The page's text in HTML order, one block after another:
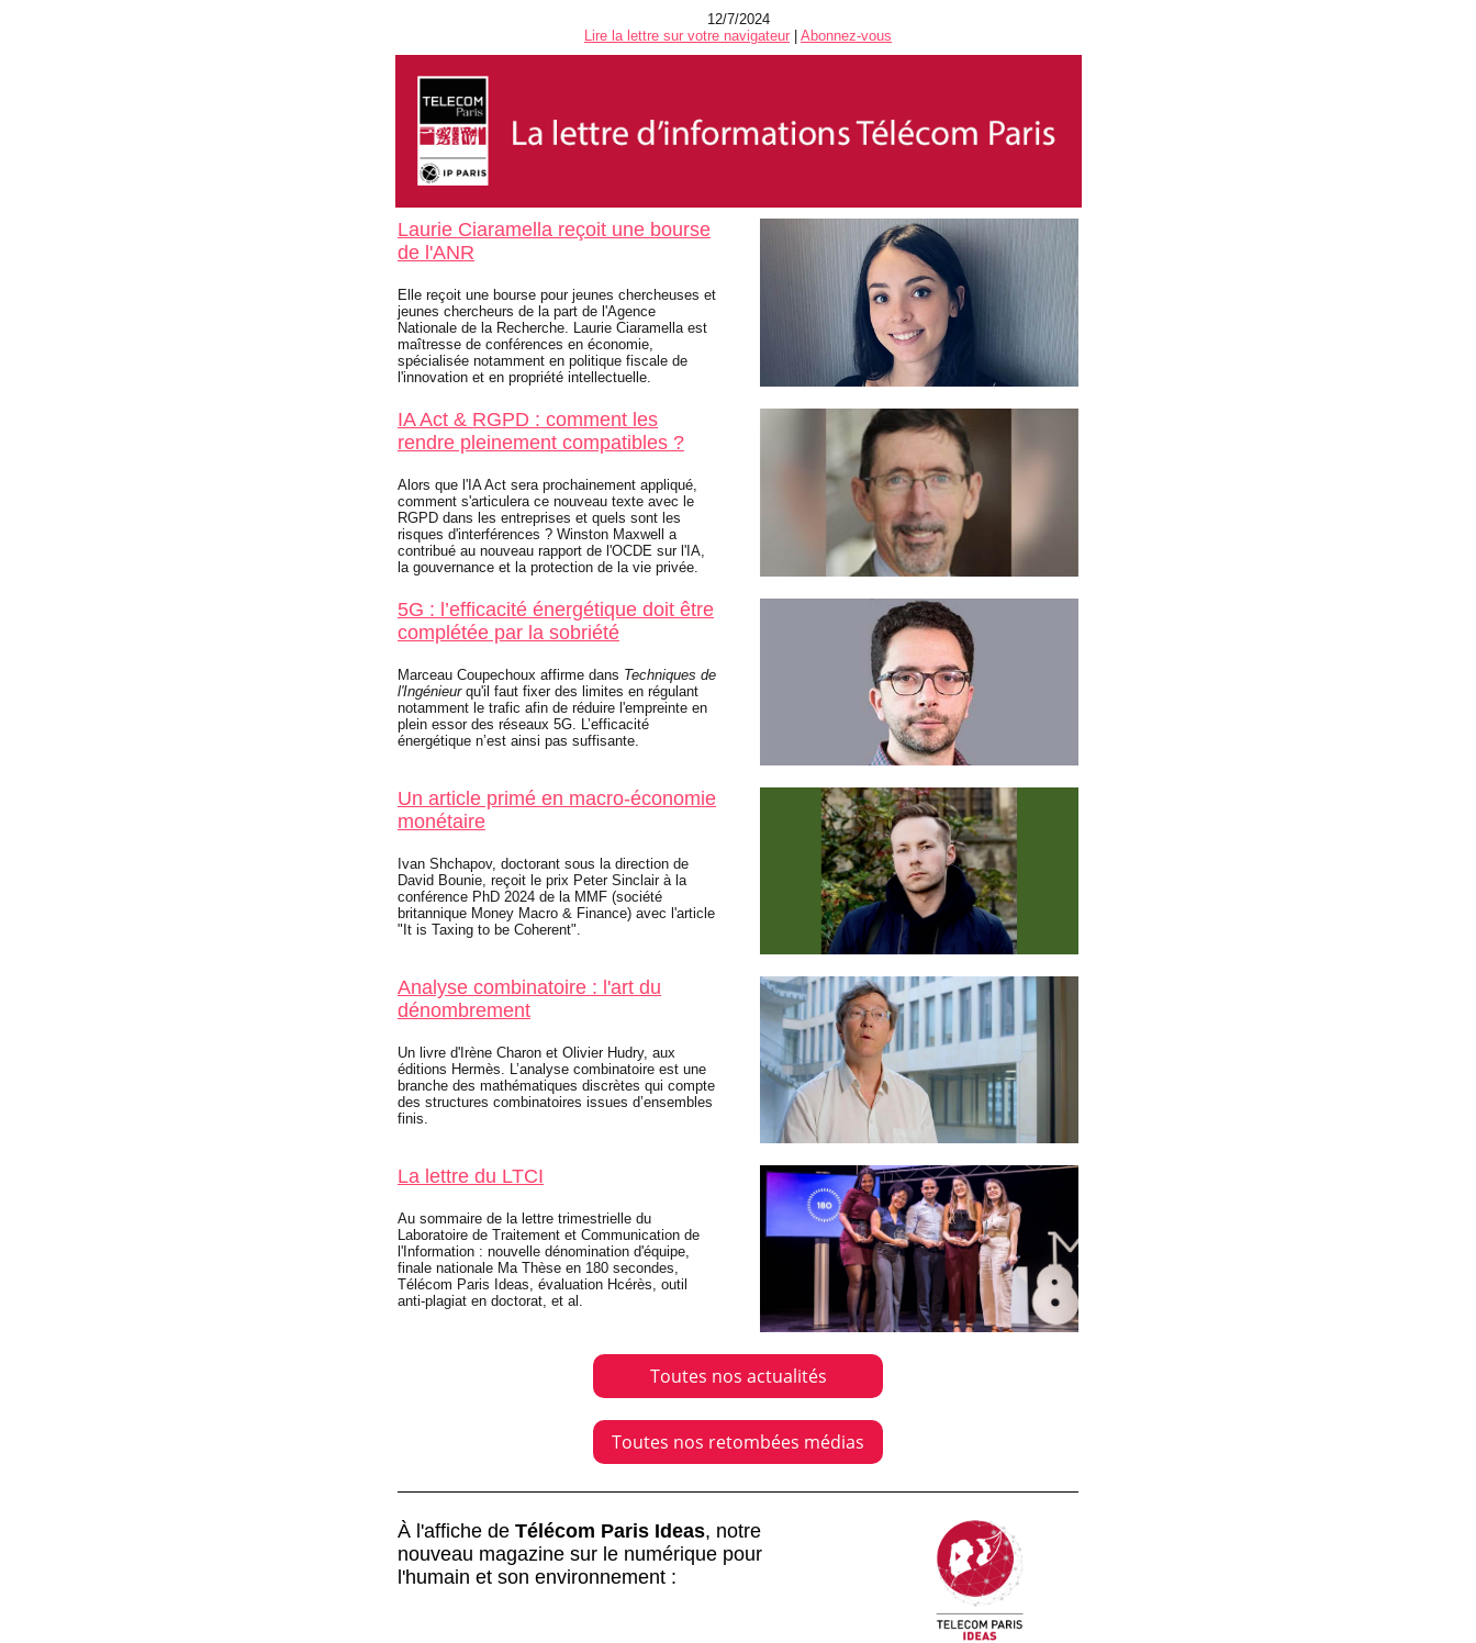
12/7/2024
Lire la lettre sur votre navigateur
Abonnez-vous
Laurie Ciaramella reçoit une bourse
de l'ANR
Elle reçoit une bourse pour jeunes chercheuses et
jeunes chercheurs de la part de l'Agence
Nationale de la Recherche. Laurie Ciaramella est
maîtresse de conférences en économie,
spécialisée notamment en politique fiscale de
l'innovation et en propriété intellectuelle.
IA Act & RGPD : comment les
rendre pleinement compatibles ?
Alors que l'IA Act sera prochainement appliqué,
comment s'articulera ce nouveau texte avec le
RGPD dans les entreprises et quels sont les
risques d'interférences ? Winston Maxwell a
contribué au nouveau rapport de l'OCDE sur l'IA,
la gouvernance et la protection de la vie privée.
5G : l’efficacité énergétique doit être
complétée par la sobriété
Marceau Coupechoux affirme dans Techniques de
l'Ingénieurqu'il faut fixer des limites en régulant
notamment le trafic afin de réduire l'empreinte en
plein essor des réseaux 5G. L’efficacité
énergétique n’est ainsi pas suffisante.
Un article primé en macro-économie
monétaire
Ivan Shchapov, doctorant sous la direction de
David Bounie, reçoit le prix Peter Sinclair à la
conférence PhD 2024 de la MMF (société
britannique Money Macro & Finance) avec l'article
"It is Taxing to be Coherent".
Analyse combinatoire : l'art du
dénombrement
Un livre d'Irène Charon et Olivier Hudry, aux
éditions Hermès. L’analyse combinatoire est une
branche des mathématiques discrètes qui compte
des structures combinatoires issues d’ensembles
finis.
La lettre du LTCI
Au sommaire de la lettre trimestrielle du
Laboratoire de Traitement et Communication de
l'Information : nouvelle dénomination d'équipe,
finale nationale Ma Thèse en 180 secondes,
Télécom Paris Ideas, évaluation Hcérès, outil
anti-plagiat en doctorat, et al.
Toutes nos actualités
Toutes nos retombées médias
À l'affiche de Télécom Paris Ideas, notre
nouveau magazine sur le numérique pour
l'humain et son environnement :